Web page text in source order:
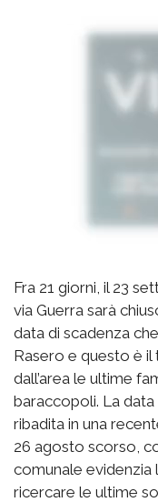
Fra 21 giorni, il 23
via Guerra sarà
data di scadenza
Rasero e questo è
dall’area le ultime
baraccopoli. La
ribadita in una
26 agosto scorso,
comunale evidenzia
ricercare le ultime